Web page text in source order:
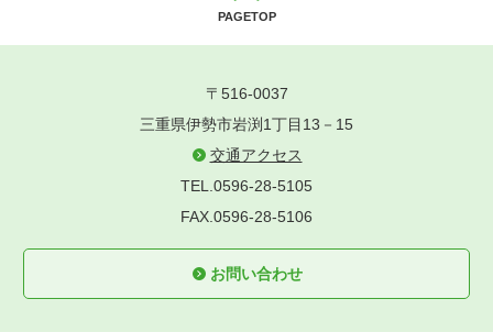
PAGETOP
〒516-0037
三重県伊勢市岩渕1丁目13－15
交通アクセス
TEL.0596-28-5105
FAX.0596-28-5106
お問い合わせ